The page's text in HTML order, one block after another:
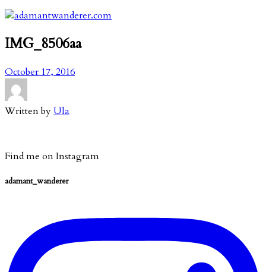
IMG_8506aa
October 17, 2016
Written byUla
Find me on Instagram
adamant_wanderer